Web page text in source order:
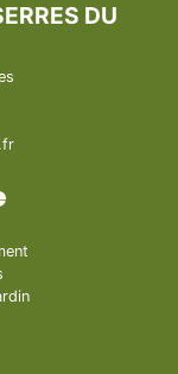
DU